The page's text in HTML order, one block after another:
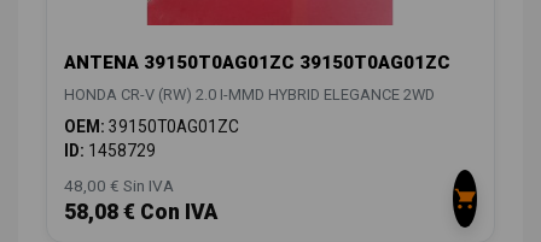
ANTENA 39150T0AG01ZC 39150T0AG01ZC
HONDA CR-V (RW) 2.0 I-MMD HYBRID ELEGANCE 2WD
OEM: 39150T0AG01ZC
ID: 1458729
48,00 € Sin IVA
58,08 € Con IVA